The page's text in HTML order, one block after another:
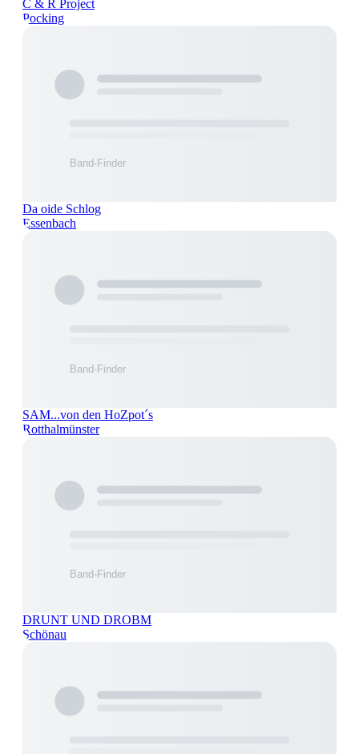
C & R Project
Pocking
Da oide Schlog
Essenbach
SAM...von den HoZpot´s
Rotthalmünster
DRUNT UND DROBM
Schönau